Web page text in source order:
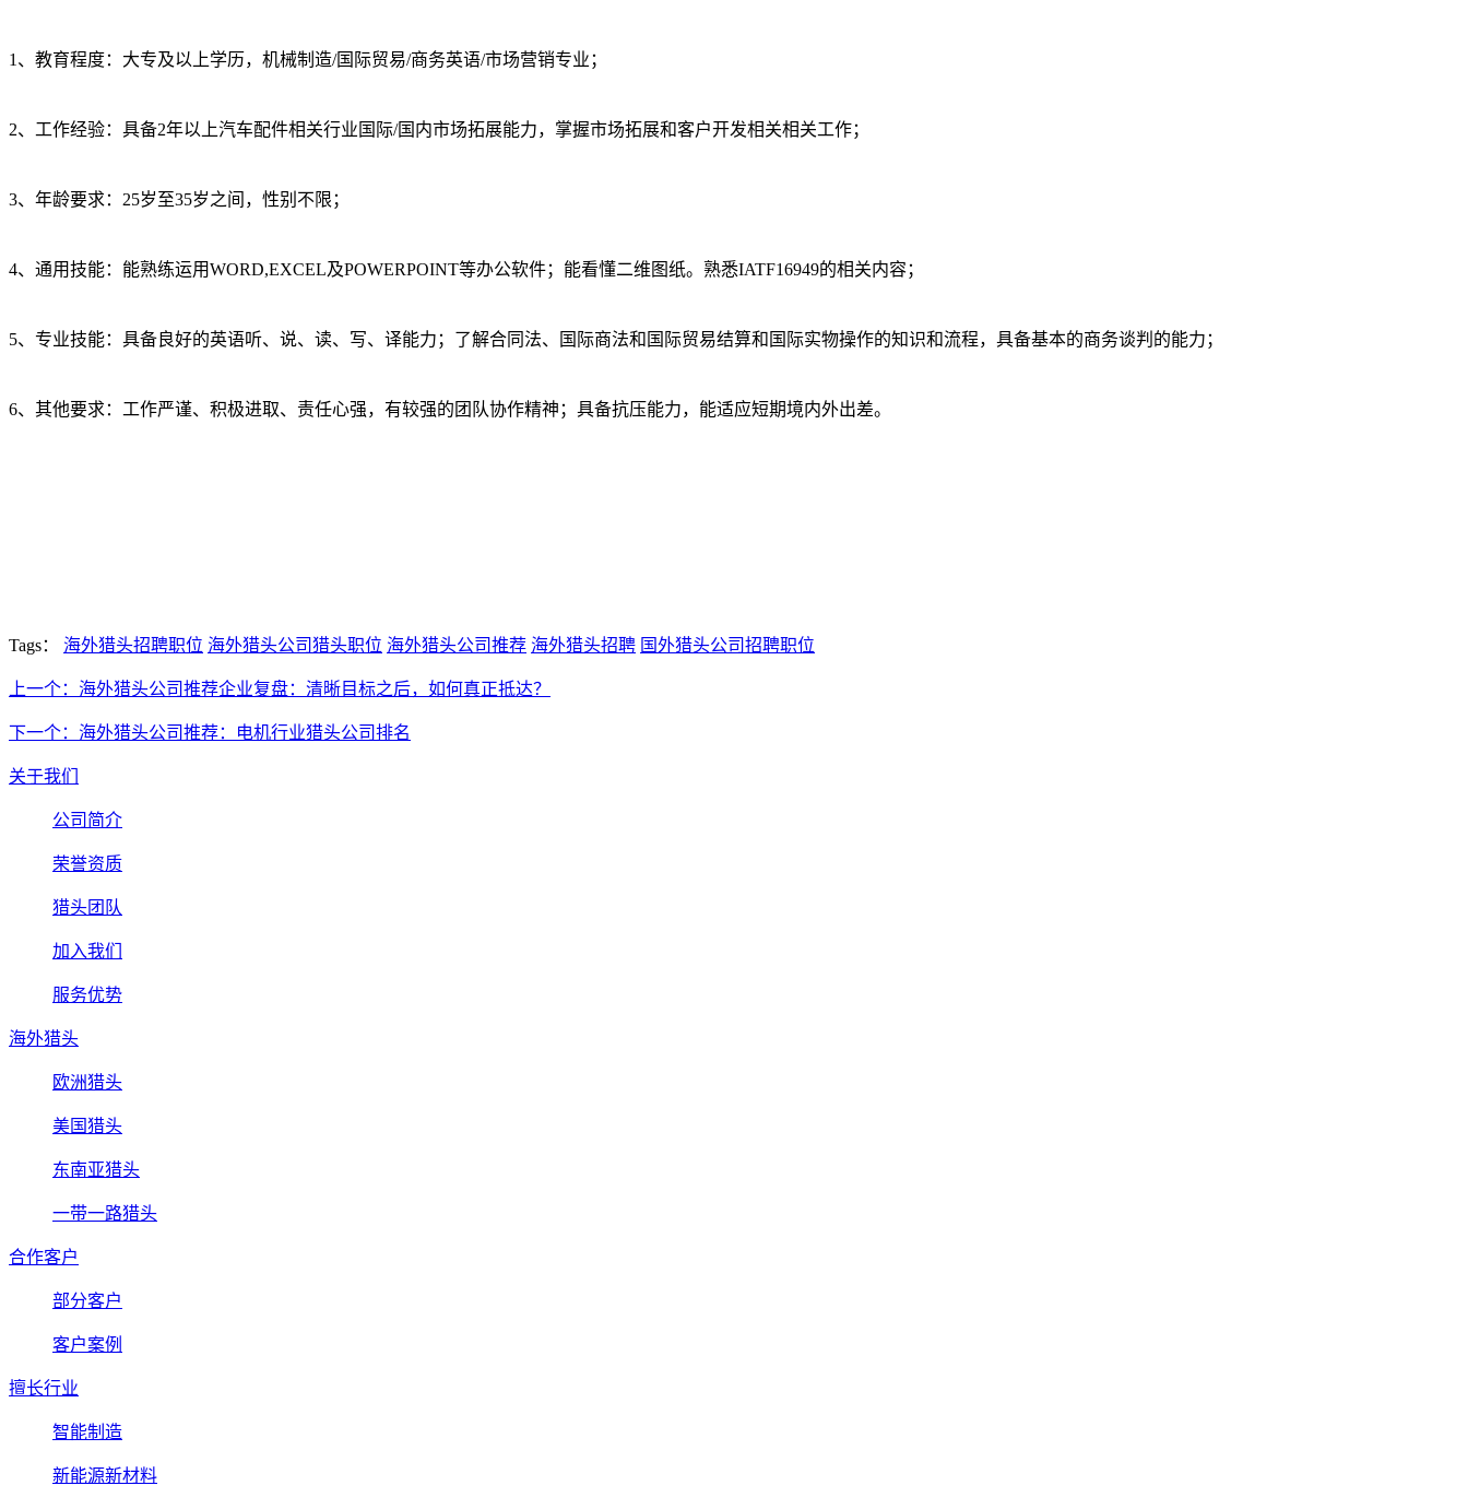
1、教育程度：大专及以上学历，机械制造/国际贸易/商务英语/市场营销专业；
2、工作经验：具备2年以上汽车配件相关行业国际/国内市场拓展能力，掌握市场拓展和客户开发相关相关工作；
3、年龄要求：25岁至35岁之间，性别不限；
4、通用技能：能熟练运用WORD,EXCEL及POWERPOINT等办公软件；能看懂二维图纸。熟悉IATF16949的相关内容；
5、专业技能：具备良好的英语听、说、读、写、译能力；了解合同法、国际商法和国际贸易结算和国际实物操作的知识和流程，具备基本的商务谈判的能力；
6、其他要求：工作严谨、积极进取、责任心强，有较强的团队协作精神；具备抗压能力，能适应短期境内外出差。
Tags： 海外猎头招聘职位 海外猎头公司猎头职位 海外猎头公司推荐 海外猎头招聘 国外猎头公司招聘职位
上一个：海外猎头公司推荐企业复盘：清晰目标之后，如何真正抵达？
下一个：海外猎头公司推荐：电机行业猎头公司排名
关于我们
公司简介
荣誉资质
猎头团队
加入我们
服务优势
海外猎头
欧洲猎头
美国猎头
东南亚猎头
一带一路猎头
合作客户
部分客户
客户案例
擅长行业
智能制造
新能源新材料